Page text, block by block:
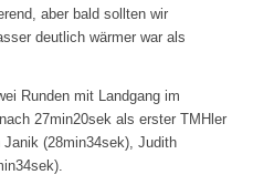
aber bald sollten wir
deutlich wärmer war als
Runden mit Landgang im
27min20sek als erster TMHler
(28min34sek), Judith